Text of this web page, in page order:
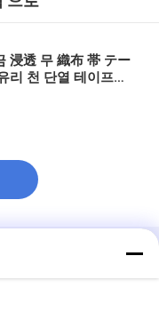
浸透 무 織布 帯 テー
리 천 단열 테이프